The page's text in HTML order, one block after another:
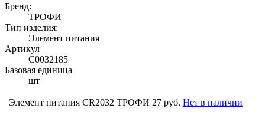
Бренд:
ТРОФИ
Тип изделия:
Элемент питания
Артикул
С0032185
Базовая единица
шт
Элемент питания CR2032 ТРОФИ 27 руб. Нет в наличии